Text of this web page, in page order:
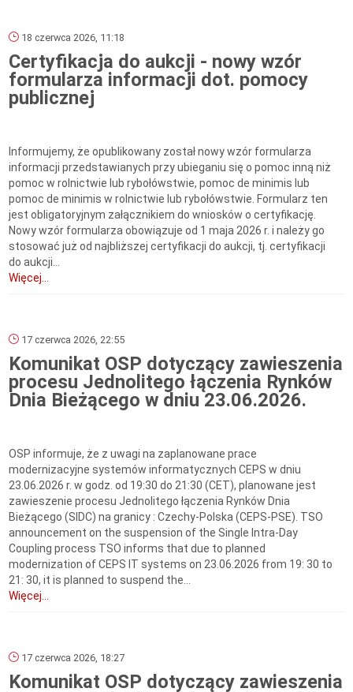
18 czerwca 2026, 11:18
Certyfikacja do aukcji - nowy wzór
formularza informacji dot. pomocy
publicznej
Informujemy, że opublikowany został nowy wzór formularza
informacji przedstawianych przy ubieganiu się o pomoc inną niż
pomoc w rolnictwie lub rybołówstwie, pomoc de minimis lub
pomoc de minimis w rolnictwie lub rybołówstwie. Formularz ten
jest obligatoryjnym załącznikiem do wniosków o certyfikację.
Nowy wzór formularza obowiązuje od 1 maja 2026 r. i należy go
stosować już od najbliższej certyfikacji do aukcji, tj. certyfikacji
do aukcji...
Więcej...
17 czerwca 2026, 22:55
Komunikat OSP dotyczący zawieszenia
procesu Jednolitego łączenia Rynków
Dnia Bieżącego w dniu 23.06.2026.
OSP informuje, że z uwagi na zaplanowane prace
modernizacyjne systemów informatycznych CEPS w dniu
23.06.2026 r. w godz. od 19:30 do 21:30 (CET), planowane jest
zawieszenie procesu Jednolitego łączenia Rynków Dnia
Bieżącego (SIDC) na granicy : Czechy-Polska (CEPS-PSE). TSO
announcement on the suspension of the Single Intra-Day
Coupling process TSO informs that due to planned
modernization of CEPS IT systems on 23.06.2026 from 19: 30 to
21: 30, it is planned to suspend the...
Więcej...
17 czerwca 2026, 18:27
Komunikat OSP dotyczący zawieszenia